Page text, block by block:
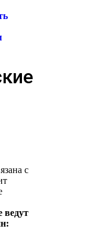
с
ведут